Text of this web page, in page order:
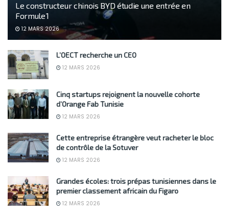
Le constructeur chinois BYD étudie une entrée en
Formule 1
12 MARS 2026
L’OECT recherche un CEO
12 MARS 2026
Cinq startups rejoignent la nouvelle cohorte
d’Orange Fab Tunisie
12 MARS 2026
Cette entreprise étrangère veut racheter le bloc
de contrôle de la Sotuver
12 MARS 2026
Grandes écoles: trois prépas tunisiennes dans le
premier classement africain du Figaro
12 MARS 2026